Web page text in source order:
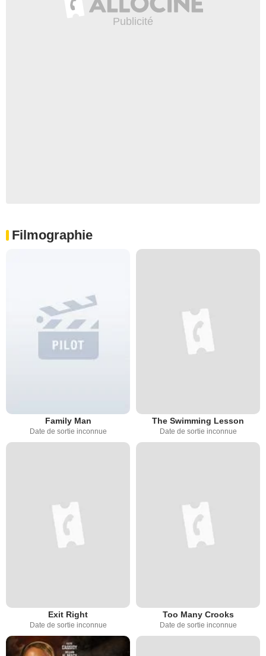
Filmographie
Family Man
Date de sortie inconnue
The Swimming Lesson
Date de sortie inconnue
Exit Right
Date de sortie inconnue
Too Many Crooks
Date de sortie inconnue